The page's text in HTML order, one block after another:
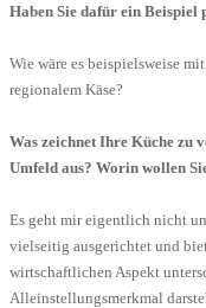
Haben Sie dafür ein Beispiel
Wie wäre es beispielsweise
regionalem Käse?
Was zeichnet Ihre Küche zu
Umfeld aus? Worin wollen
Es geht mir eigentlich nicht
vielseitig ausgerichtet und
wirtschaftlichen Aspekt
Alleinstellungsmerkmal